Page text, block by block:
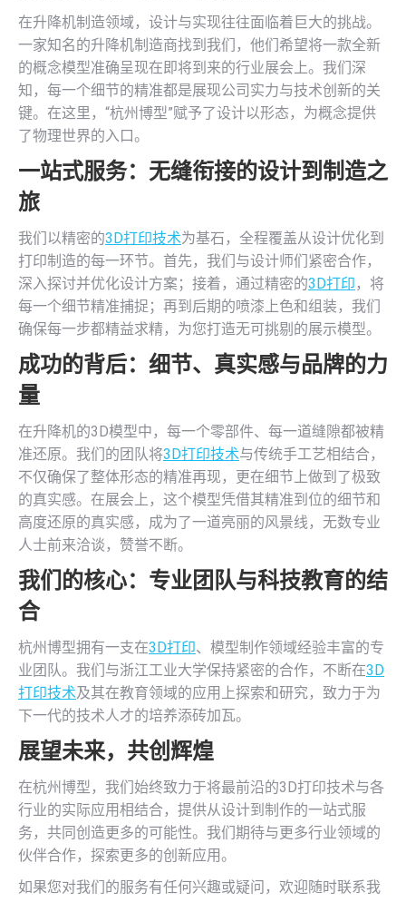
在升降机制造领域，设计与实现往往面临着巨大的挑战。
一家知名的升降机制造商找到我们，他们希望将一款全新
的概念模型准确呈现在即将到来的行业展会上。我们深
知，每一个细节的精准都是展现公司实力与技术创新的关
键。在这里，“杭州博型”赋予了设计以形态，为概念提供
了物理世界的入口。
一站式服务：无缝衔接的设计到制造之
旅
我们以精密的3D打印技术为基石，全程覆盖从设计优化到
打印制造的每一环节。首先，我们与设计师们紧密合作，
深入探讨并优化设计方案；接着，通过精密的3D打印 ，将
每一个细节精准捕捉；再到后期的喷漆上色和组装，我们
确保每一步都精益求精，为您打造无可挑剔的展示模型。
成功的背后：细节、真实感与品牌的力
量
在升降机的3D模型中，每一个零部件、每一道缝隙都被精
准还原。我们的团队将3D打印技术与传统手工艺相结合，
不仅确保了整体形态的精准再现，更在细节上做到了极致
的真实感。在展会上，这个模型凭借其精准到位的细节和
高度还原的真实感，成为了一道亮丽的风景线，无数专业
人士前来洽谈，赞誉不断。
我们的核心：专业团队与科技教育的结
合
杭州博型拥有一支在3D打印、模型制作领域经验丰富的专
业团队。我们与浙江工业大学保持紧密的合作，不断在3D
打印技术及其在教育领域的应用上探索和研究，致力于为
下一代的技术人才的培养添砖加瓦。
展望未来，共创辉煌
在杭州博型，我们始终致力于将最前沿的3D打印技术与各
行业的实际应用相结合，提供从设计到制作的一站式服
务，共同创造更多的可能性。我们期待与更多行业领域的
伙伴合作，探索更多的创新应用。
如果您对我们的服务有任何兴趣或疑问，欢迎随时联系我